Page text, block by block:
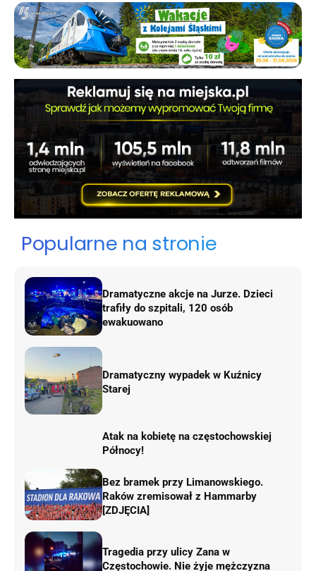
Popularne na stronie
Dramatyczne akcje na Jurze. Dzieci
trafiły do szpitali, 120 osób
ewakuowano
Dramatyczny wypadek w Kuźnicy
Starej
Atak na kobietę na częstochowskiej
Północy!
Bez bramek przy Limanowskiego.
Raków zremisował z Hammarby
[ZDJĘCIA]
Tragedia przy ulicy Zana w
Częstochowie. Nie żyje mężczyzna